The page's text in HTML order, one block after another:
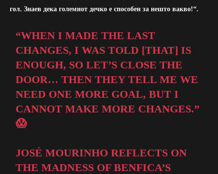
гол. Знаев дека големиот дечко е способен за нешто вакво!“.
“WHEN I MADE THE LAST
CHANGES, I WAS TOLD [THAT] IS
ENOUGH, SO LET’S CLOSE THE
DOOR… THEN THEY TELL ME WE
NEED ONE MORE GOAL, BUT I
CANNOT MAKE MORE CHANGES.”
😱
JOSÉ MOURINHO REFLECTS ON
THE MADNESS OF BENFICA’S